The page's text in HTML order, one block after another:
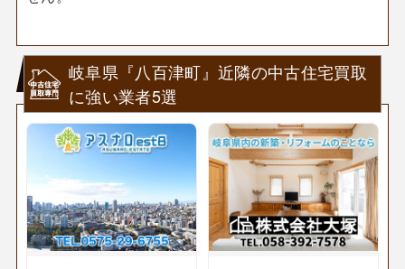
岐阜県『八百津町』近隣の中古住宅買取
に強い業者5選